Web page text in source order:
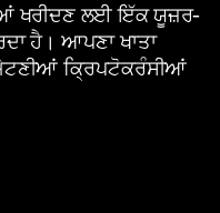
ਖਰੀਦਣ ਲਈ ਇੱਕ ਯੂਜ਼ਰ-
ਹੈ। ਆਪਣਾ ਖਾਤਾ
ਕ੍ਰਿਪਟੋਕਰੰਸੀਆਂ